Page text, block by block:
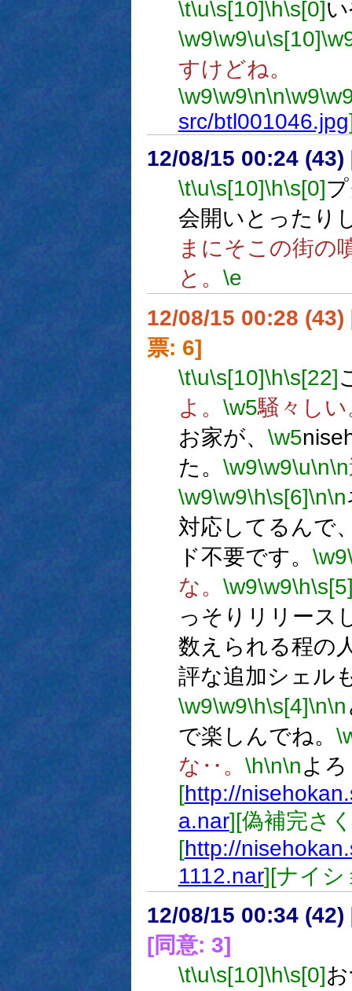
\t\u\s[10]\h\s[0]
\w9\w9\u\s[10]
すけどね。
\w9\w9\n\n\w9
src/btl001046.jpg
12/08/15 00:24 (43)
\t\u\s[10]\h\s[0]
会開いとったり
まにそこの街の
と。 \e
12/08/15 00:28 (43)
票: 6]
\t\u\s[10]\h\s[22]
よ。 \w5騒々しい
お家が、 \w5
た。 \w9\w9\u\n\n
\w9\w9\h\s[6]\n\n
対応してるんで
ド不要です。 \w9
な。 \w9\w9\h
っそりリリース
数えられる程の
評な追加シェル
\w9\w9\h\s[4]\n\n
で楽しんでね。
な‥。 \h\n\nよ
[http://
a.nar][偽補完さ
[http://
1112.nar][ナイシ
12/08/15 00:34 (42)
[同意: 3]
\t\u\s[10]\h\s[0]